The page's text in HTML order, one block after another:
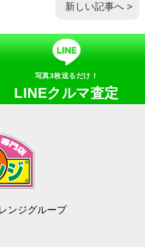
新しい記事へ >
写真3枚送るだけ！
LINEクルマ査定
ンジグループ